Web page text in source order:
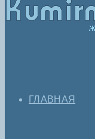
ГЛАВНАЯ